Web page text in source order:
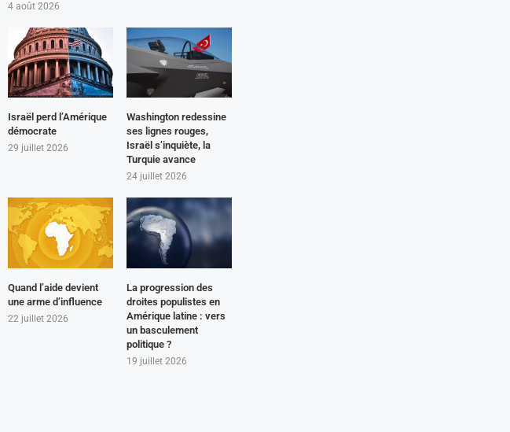
4 août 2026
Israël perd l’Amérique
démocrate
29 juillet 2026
Washington redessine
ses lignes rouges,
Israël s’inquiète, la
Turquie avance
24 juillet 2026
Quand l’aide devient
une arme d’influence
22 juillet 2026
La progression des
droites populistes en
Amérique latine : vers
un basculement
politique ?
19 juillet 2026